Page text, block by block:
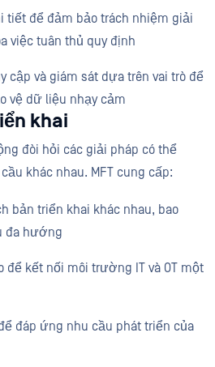
tiết để đảm bảo trách nhiệm giải
việc tuân thủ quy định
cập và giám sát dựa trên vai trò để
vệ dữ liệu nhạy cảm
khai
đòi hỏi các giải pháp có thể
khác nhau. MFT cung cấp:
bản triển khai khác nhau, bao
đa hướng
để kết nối môi trường IT và OT một
đáp ứng nhu cầu phát triển của